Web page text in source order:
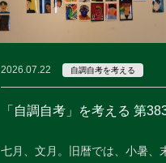
2026.07.22 自調自考を考える
「自調自考」を考える 第
七月、文月。旧暦では、小暑、